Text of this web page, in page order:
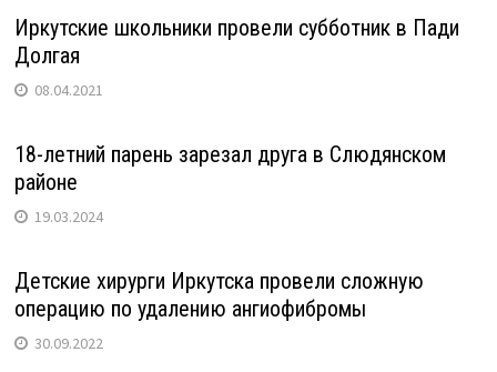
Иркутские школьники провели субботник в Пади
Долгая
08.04.2021
18-летний парень зарезал друга в Слюдянском
районе
19.03.2024
Детские хирурги Иркутска провели сложную
операцию по удалению ангиофибромы
30.09.2022